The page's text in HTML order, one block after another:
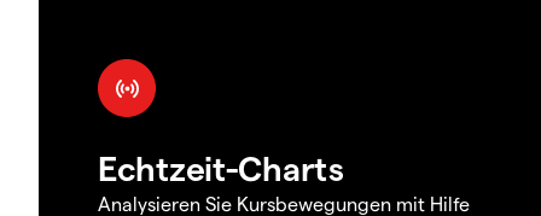
Echtzeit-Charts
Analysieren Sie Kursbewegungen mit Hilfe